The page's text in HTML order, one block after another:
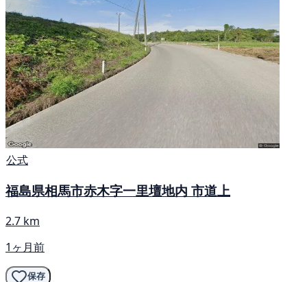
公式
福島県相馬市赤木字一里壇地内 市道上
2.7 km
1ヶ月前
保存